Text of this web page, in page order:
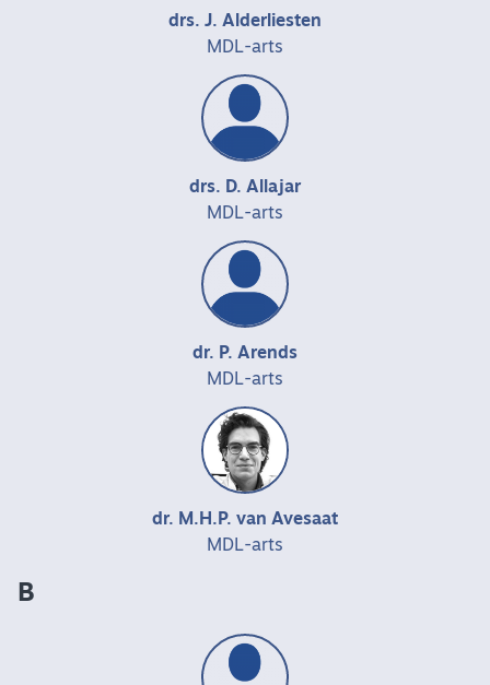
drs. J. Alderliesten
MDL-arts
drs. D. Allajar
MDL-arts
dr. P. Arends
MDL-arts
dr. M.H.P. van Avesaat
MDL-arts
B